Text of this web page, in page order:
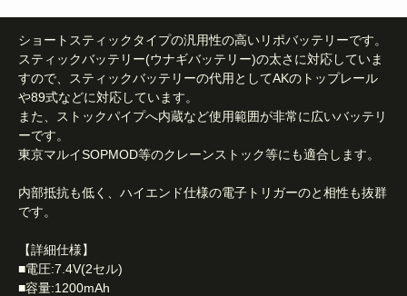
ショートスティックタイプの汎用性の高いリポバッテリーです。
スティックバッテリー(ウナギバッテリー)の太さに対応していま
すので、スティックバッテリーの代用としてAKのトップレール
や89式などに対応しています。
また、ストックパイプへ内蔵など使用範囲が非常に広いバッテリ
ーです。
東京マルイSOPMOD等のクレーンストック等にも適合します。
内部抵抗も低く、ハイエンド仕様の電子トリガーのと相性も抜群
です。
【詳細仕様】
■電圧:7.4V(2セル)
■容量:1200mAh